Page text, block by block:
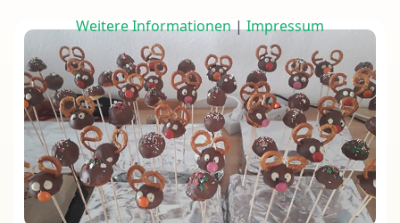
Weitere Informationen|Impressum